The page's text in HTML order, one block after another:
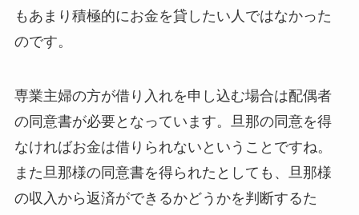
もあまり積極的にお金を貸したい人ではなかった
のです。
専業主婦の方が借り入れを申し込む場合は配偶者
の同意書が必要となっています。旦那の同意を得
なければお金は借りられないということですね。
また旦那様の同意書を得られたとしても、旦那様
の収入から返済ができるかどうかを判断するた